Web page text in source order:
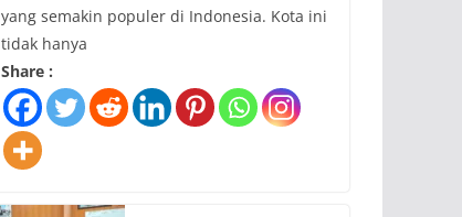
yang semakin populer di Indonesia. Kota ini
tidak hanya
Share :